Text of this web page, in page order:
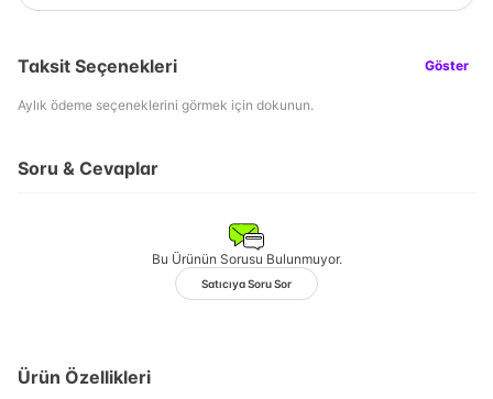
Taksit Seçenekleri Göster
Aylık ödeme seçeneklerini görmek için dokunun.
Soru & Cevaplar
Bu Ürünün Sorusu Bulunmuyor.
Satıcıya Soru Sor
Ürün Özellikleri